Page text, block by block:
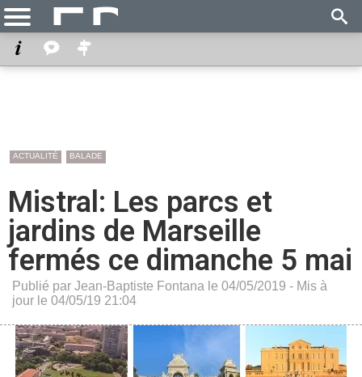
ACTUALITÉ BALADE
Mistral: Les parcs et
jardins de Marseille
fermés ce dimanche 5 mai
Publié par Jean-Baptiste Fontana le 04/05/2019 - Mis à
jour le 04/05/19 21:04